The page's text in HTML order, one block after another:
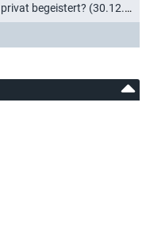
begeistert? (30.12.2024)